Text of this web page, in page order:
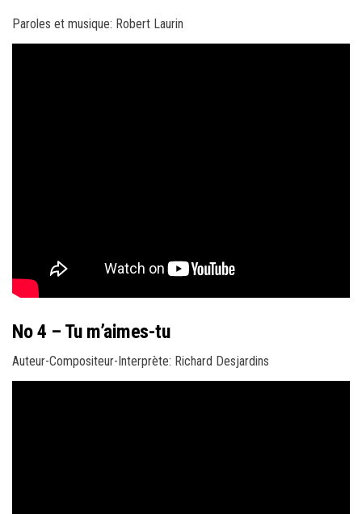
Paroles et musique: Robert Laurin
No 4 – Tu m’aimes-tu
Auteur-Compositeur-Interprète: Richard Desjardins